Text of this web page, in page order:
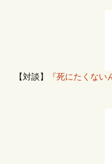
【対談】
『死にたくな